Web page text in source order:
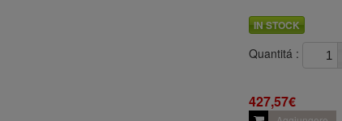
IN STOCK
Quantitá :
427,57€